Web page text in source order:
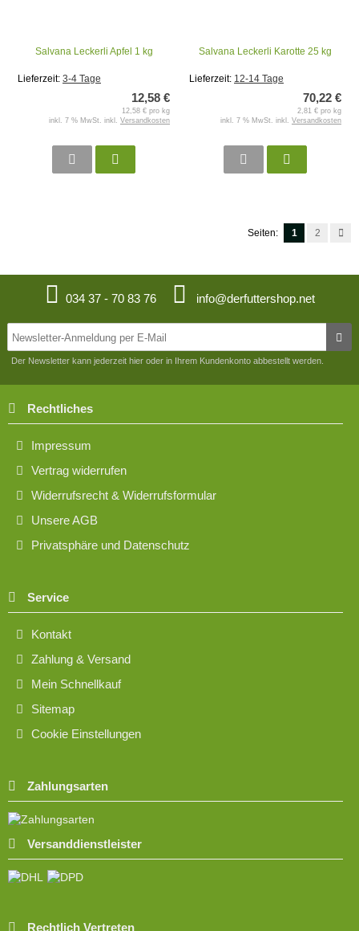
Salvana Leckerli Apfel 1 kg
Lieferzeit: 3-4 Tage
12,58 €
12,58 € pro kg
inkl. 7 % MwSt. inkl. Versandkosten
Salvana Leckerli Karotte 25 kg
Lieferzeit: 12-14 Tage
70,22 €
2,81 € pro kg
inkl. 7 % MwSt. inkl. Versandkosten
Seiten: 1 2
034 37 - 70 83 76 info@derfuttershop.net
Der Newsletter kann jederzeit hier oder in Ihrem Kundenkonto abbestellt werden.
Rechtliches
Impressum
Vertrag widerrufen
Widerrufsrecht & Widerrufsformular
Unsere AGB
Privatsphäre und Datenschutz
Service
Kontakt
Zahlung & Versand
Mein Schnellkauf
Sitemap
Cookie Einstellungen
Zahlungsarten
Versanddienstleister
Rechtlich Vertreten